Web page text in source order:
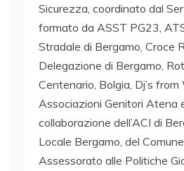
Sicurezza, coordinato dal
formato da ASST PG23,
Stradale di Bergamo, Croce
Delegazione di Bergamo,
Centenario, Bolgia, Dj’s from
Associazioni Genitori Atena
collaborazione dell’ACI di
Locale Bergamo, del
Assessorato alle Politiche